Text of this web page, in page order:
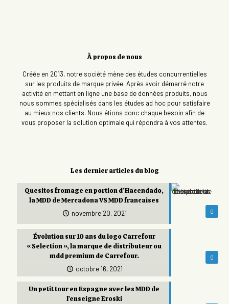
À propos de nous
Créée en 2013, notre société mène des études concurrentielles
sur les produits de marque privée. Après avoir démarré notre
activité en mettant en ligne une base de données produits, nous
nous sommes spécialisés dans les études ad hoc pour satisfaire
au mieux nos clients. Nous étions donc chaque besoin afin de
vous proposer la solution optimale qui répondra à vos attentes.
Les dernier articles du blog
0
Quesitos fromage en portion d’Hacendado,
la MDD de Mercadona VS MDD francaises
novembre 20, 2021
0
Évolution sur 10 ans du logo Carrefour
« Selection », la marque de distributeur ou
mdd premium de Carrefour.
octobre 16, 2021
Un petit tour en Espagne avec les MDD de
l’enseigne Eroski